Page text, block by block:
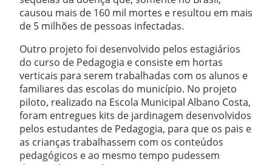
causou mais de 160 mil mortes e resultou em mais
de 5 milhões de pessoas infectadas.
Outro projeto foi desenvolvido pelos estagiários
do curso de Pedagogia e consiste em hortas
verticais para serem trabalhadas com os alunos e
familiares das escolas do município. No projeto
piloto, realizado na Escola Municipal Albano Costa,
foram entregues kits de jardinagem desenvolvidos
pelos estudantes de Pedagogia, para que os pais e
as crianças trabalhassem com os conteúdos
pedagógicos e ao mesmo tempo pudessem